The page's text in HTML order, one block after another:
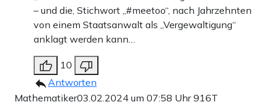
– und die, Stichwort „#meetoo“, nach Jahrzehnten
von einem Staatsanwalt als „Vergewaltigung“
anklagt werden kann…
10
Antworten
Mathematiker03.02.2024 um 07:58 Uhr916T